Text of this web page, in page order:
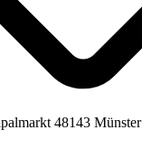
48143 Münster